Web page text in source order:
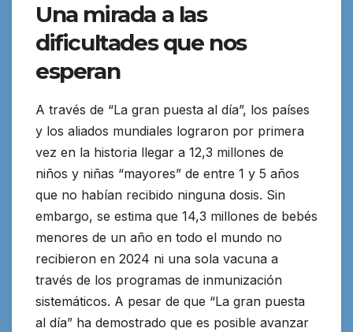
Una mirada a las
dificultades que nos
esperan
A través de “La gran puesta al día”, los países
y los aliados mundiales lograron por primera
vez en la historia llegar a 12,3 millones de
niños y niñas “mayores” de entre 1 y 5 años
que no habían recibido ninguna dosis. Sin
embargo, se estima que 14,3 millones de bebés
menores de un año en todo el mundo no
recibieron en 2024 ni una sola vacuna a
través de los programas de inmunización
sistemáticos. A pesar de que “La gran puesta
al día” ha demostrado que es posible avanzar